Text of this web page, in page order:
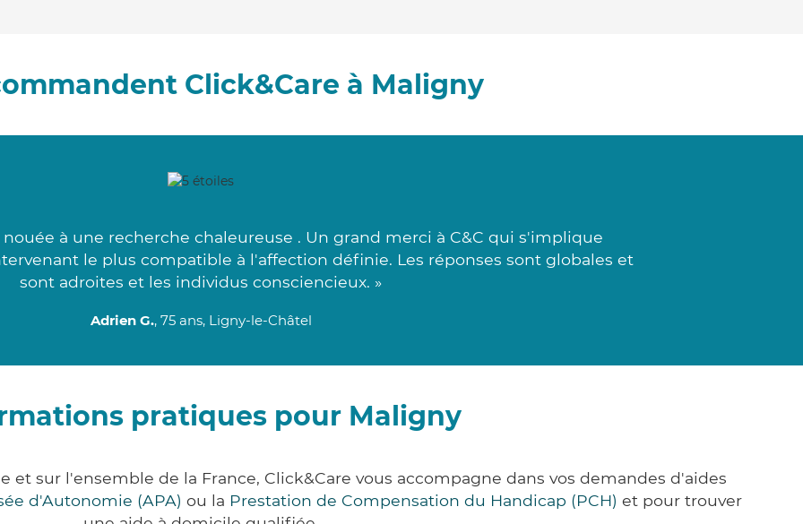
Click&Care à Maligny
à une recherche chaleureuse . Un grand merci à C&C qui s'implique
le plus compatible à l'affection définie. Les réponses sont globales et
sont adroites et les individus consciencieux. »
Adrien G., 75 ans, Ligny-le-Châtel
pratiques pour Maligny
et sur l'ensemble de la France, Click&Care vous accompagne dans vos demandes d'aides
d'Autonomie (APA) ou la Prestation de Compensation du Handicap (PCH) et pour trouver